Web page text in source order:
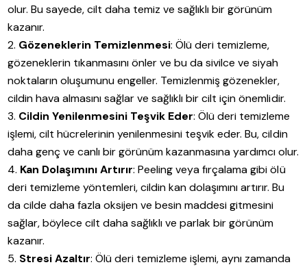
olur. Bu sayede, cilt daha temiz ve sağlıklı bir görünüm
kazanır.
Gözeneklerin Temizlenmesi: Ölü deri temizleme,
gözeneklerin tıkanmasını önler ve bu da sivilce ve siyah
noktaların oluşumunu engeller. Temizlenmiş gözenekler,
cildin hava almasını sağlar ve sağlıklı bir cilt için önemlidir.
Cildin Yenilenmesini Teşvik Eder: Ölü deri temizleme
işlemi, cilt hücrelerinin yenilenmesini teşvik eder. Bu, cildin
daha genç ve canlı bir görünüm kazanmasına yardımcı olur.
Kan Dolaşımını Artırır: Peeling veya fırçalama gibi ölü
deri temizleme yöntemleri, cildin kan dolaşımını artırır. Bu
da cilde daha fazla oksijen ve besin maddesi gitmesini
sağlar, böylece cilt daha sağlıklı ve parlak bir görünüm
kazanır.
Stresi Azaltır: Ölü deri temizleme işlemi, aynı zamanda